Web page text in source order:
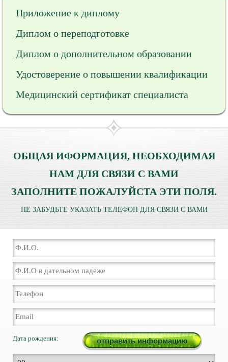
Приложение к диплому
Диплом о переподготовке
Диплом о дополнительном образовании
Удостоверение о повышении квалификации
Медицинский сертификат специалиста
ОБЩАЯ ИФОРМАЦИЯ, НЕОБХОДИМАЯ
НАМ ДЛЯ СВЯЗИ С ВАМИ
ЗАПОЛНИТЕ ПОЖАЛУЙСТА ЭТИ ПОЛЯ.
НЕ ЗАБУДЬТЕ УКАЗАТЬ ТЕЛЕФОН ДЛЯ СВЯЗИ С ВАМИ
Дата рождения: